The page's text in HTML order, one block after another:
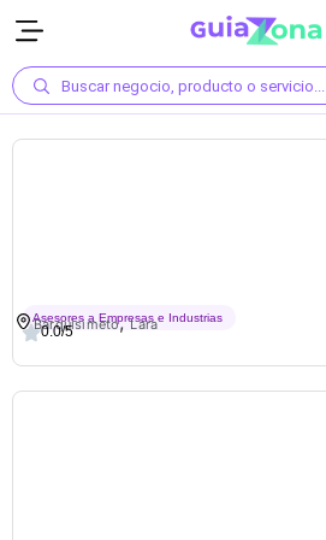
Buscar negocio, producto o servicio...
Barra Móvil Y Cócteles
Asesores a Empresas e Industrias
Barquisimeto, Lara
0.0/5